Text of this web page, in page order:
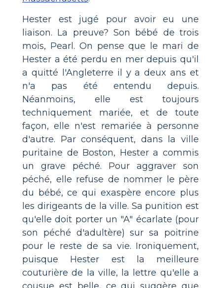
Hester est jugé pour avoir eu une
liaison. La preuve? Son bébé de trois
mois, Pearl. On pense que le mari de
Hester a été perdu en mer depuis qu'il
a quitté l'Angleterre il y a deux ans et
n'a pas été entendu depuis.
Néanmoins, elle est toujours
techniquement mariée, et de toute
façon, elle n'est remariée à personne
d'autre. Par conséquent, dans la ville
puritaine de Boston, Hester a commis
un grave péché. Pour aggraver son
péché, elle refuse de nommer le père
du bébé, ce qui exaspère encore plus
les dirigeants de la ville. Sa punition est
qu'elle doit porter un "A" écarlate (pour
son péché d'adultère) sur sa poitrine
pour le reste de sa vie. Ironiquement,
puisque Hester est la meilleure
couturière de la ville, la lettre qu'elle a